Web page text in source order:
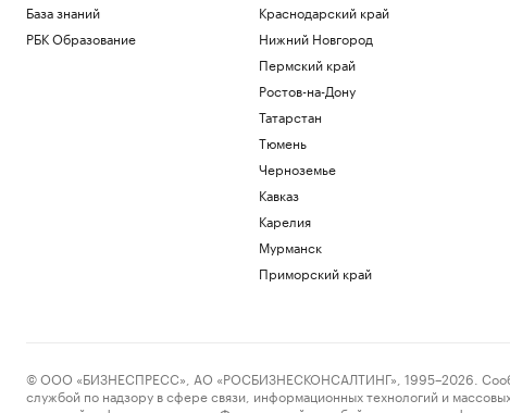
База знаний
РБК Образование
Краснодарский край
Нижний Новгород
Пермский край
Ростов-на-Дону
Татарстан
Тюмень
Черноземье
Кавказ
Карелия
Мурманск
Приморский край
© ООО «БИЗНЕСПРЕСС», АО «РОСБИЗНЕСКОНСАЛТИНГ», 1995–2026.
службой по надзору в сфере связи, информационных технологий и